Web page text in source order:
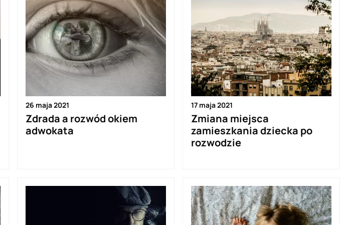
26 maja 2021
Zdrada a rozwód okiem
adwokata
17 maja 2021
Zmiana miejsca
zamieszkania dziecka po
rozwodzie